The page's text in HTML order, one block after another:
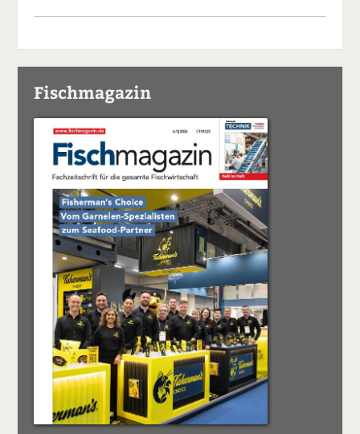
Fischmagazin